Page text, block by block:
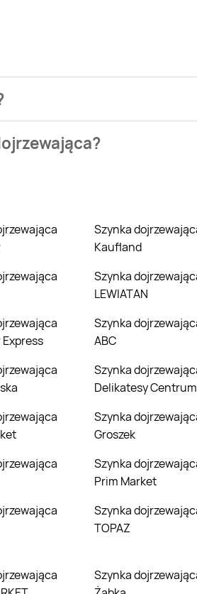
Szynka dojrzewająca
Kaufland
Szynka dojrzewająca
LEWIATAN
Szynka dojrzewająca
ABC
Szynka dojrzewająca
Delikatesy Centrum
Szynka dojrzewająca
Groszek
Szynka dojrzewająca
Prim Market
Szynka dojrzewająca
TOPAZ
Szynka dojrzewająca